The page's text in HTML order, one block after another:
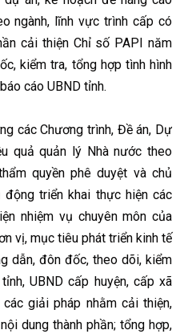
ngành, lĩnh vực trình cấp có
cải thiện Chỉ số PAPI năm
kiểm tra, tổng hợp tình hình
cáo UBND tỉnh.
các Chương trình, Đề án, Dự
quả quản lý Nhà nước theo
quyền phê duyệt và chủ
triển khai thực hiện các
nhiệm vụ chuyên môn của
vị, mục tiêu phát triển kinh tế
dẫn, đôn đốc, theo dõi, kiểm
UBND cấp huyện, cấp xã
giải pháp nhằm cải thiện,
dung thành phần; tổng hợp,